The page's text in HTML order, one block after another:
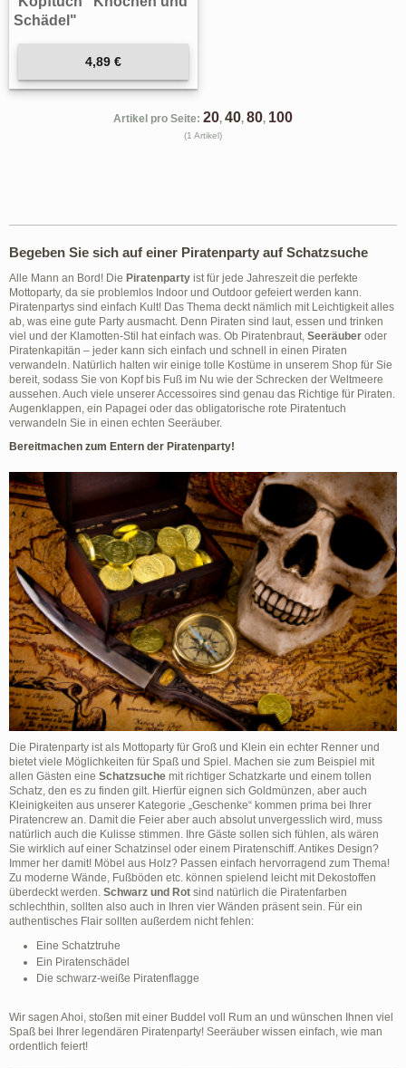
Schädel"
4,89 €
Artikel pro Seite: 20, 40, 80, 100
(1 Artikel)
Begeben Sie sich auf einer Piratenparty auf Schatzsuche
Alle Mann an Bord! Die Piratenparty ist für jede Jahreszeit die perfekte
Mottoparty, da sie problemlos Indoor und Outdoor gefeiert werden kann.
Piratenpartys sind einfach Kult! Das Thema deckt nämlich mit Leichtigkeit alles
ab, was eine gute Party ausmacht. Denn Piraten sind laut, essen und trinken
viel und der Klamotten-Stil hat einfach was. Ob Piratenbraut, Seeräuber oder
Piratenkapitän – jeder kann sich einfach und schnell in einen Piraten
verwandeln. Natürlich halten wir einige tolle Kostüme in unserem Shop für Sie
bereit, sodass Sie von Kopf bis Fuß im Nu wie der Schrecken der Weltmeere
aussehen. Auch viele unserer Accessoires sind genau das Richtige für Piraten.
Augenklappen, ein Papagei oder das obligatorische rote Piratentuch
verwandeln Sie in einen echten Seeräuber.
Bereitmachen zum Entern der Piratenparty!
Die Piratenparty ist als Mottoparty für Groß und Klein ein echter Renner und
bietet viele Möglichkeiten für Spaß und Spiel. Machen sie zum Beispiel mit
allen Gästen eine Schatzsuche mit richtiger Schatzkarte und einem tollen
Schatz, den es zu finden gilt. Hierfür eignen sich Goldmünzen, aber auch
Kleinigkeiten aus unserer Kategorie „Geschenke“ kommen prima bei Ihrer
Piratencrew an. Damit die Feier aber auch absolut unvergesslich wird, muss
natürlich auch die Kulisse stimmen. Ihre Gäste sollen sich fühlen, als wären
Sie wirklich auf einer Schatzinsel oder einem Piratenschiff. Antikes Design?
Immer her damit! Möbel aus Holz? Passen einfach hervorragend zum Thema!
Zu moderne Wände, Fußböden etc. können spielend leicht mit Dekostoffen
überdeckt werden. Schwarz und Rot sind natürlich die Piratenfarben
schlechthin, sollten also auch in Ihren vier Wänden präsent sein. Für ein
authentisches Flair sollten außerdem nicht fehlen:
Eine Schatztruhe
Ein Piratenschädel
Die schwarz-weiße Piratenflagge
Wir sagen Ahoi, stoßen mit einer Buddel voll Rum an und wünschen Ihnen viel
Spaß bei Ihrer legendären Piratenparty! Seeräuber wissen einfach, wie man
ordentlich feiert!